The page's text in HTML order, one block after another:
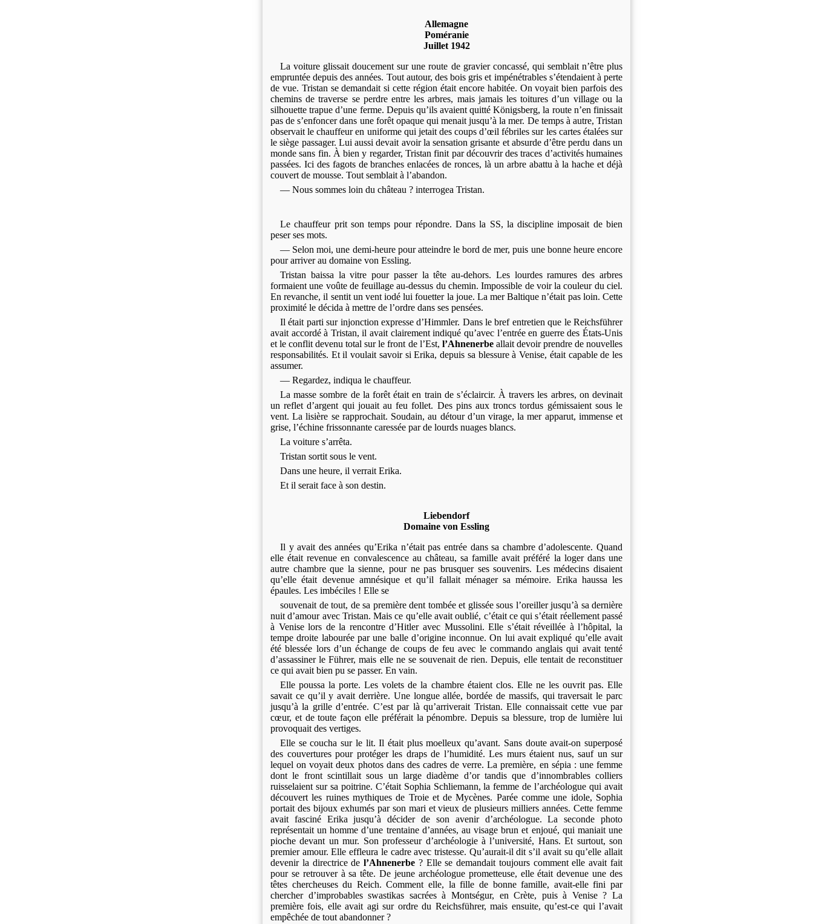
Allemagne
Poméranie
Juillet 1942
La voiture glissait doucement sur une route de gravier concassé, qui semblait n’être plus
empruntée depuis des années. Tout autour, des bois gris et impénétrables s’étendaient à perte
de vue. Tristan se demandait si cette région était encore habitée. On voyait bien parfois des
chemins de traverse se perdre entre les arbres, mais jamais les toitures d’un village ou la
silhouette trapue d’une ferme. Depuis qu’ils avaient quitté Königsberg, la route n’en finissait
pas de s’enfoncer dans une forêt opaque qui menait jusqu’à la mer. De temps à autre, Tristan
observait le chauffeur en uniforme qui jetait des coups d’œil fébriles sur les cartes étalées sur
le siège passager. Lui aussi devait avoir la sensation grisante et absurde d’être perdu dans un
monde sans fin. À bien y regarder, Tristan finit par découvrir des traces d’activités humaines
passées. Ici des fagots de branches enlacées de ronces, là un arbre abattu à la hache et déjà
couvert de mousse. Tout semblait à l’abandon.
— Nous sommes loin du château ? interrogea Tristan.
Le chauffeur prit son temps pour répondre. Dans la SS, la discipline imposait de bien
peser ses mots.
— Selon moi, une demi-heure pour atteindre le bord de mer, puis une bonne heure encore
pour arriver au domaine von Essling.
Tristan baissa la vitre pour passer la tête au-dehors. Les lourdes ramures des arbres
formaient une voûte de feuillage au-dessus du chemin. Impossible de voir la couleur du ciel.
En revanche, il sentit un vent iodé lui fouetter la joue. La mer Baltique n’était pas loin. Cette
proximité le décida à mettre de l’ordre dans ses pensées.
Il était parti sur injonction expresse d’Himmler. Dans le bref entretien que le Reichsführer
avait accordé à Tristan, il avait clairement indiqué qu’avec l’entrée en guerre des États-Unis
et le conflit devenu total sur le front de l’Est, l’Ahnenerbeallait devoir prendre de nouvelles
responsabilités. Et il voulait savoir si Erika, depuis sa blessure à Venise, était capable de les
assumer.
— Regardez, indiqua le chauffeur.
La masse sombre de la forêt était en train de s’éclaircir. À travers les arbres, on devinait
un reflet d’argent qui jouait au feu follet. Des pins aux troncs tordus gémissaient sous le
vent. La lisière se rapprochait. Soudain, au détour d’un virage, la mer apparut, immense et
grise, l’échine frissonnante caressée par de lourds nuages blancs.
La voiture s’arrêta.
Tristan sortit sous le vent.
Dans une heure, il verrait Erika.
Et il serait face à son destin.
Liebendorf
Domaine von Essling
Il y avait des années qu’Erika n’était pas entrée dans sa chambre d’adolescente. Quand
elle était revenue en convalescence au château, sa famille avait préféré la loger dans une
autre chambre que la sienne, pour ne pas brusquer ses souvenirs. Les médecins disaient
qu’elle était devenue amnésique et qu’il fallait ménager sa mémoire. Erika haussa les
épaules. Les imbéciles ! Elle se
souvenait de tout, de sa première dent tombée et glissée sous l’oreiller jusqu’à sa dernière
nuit d’amour avec Tristan. Mais ce qu’elle avait oublié, c’était ce qui s’était réellement passé
à Venise lors de la rencontre d’Hitler avec Mussolini. Elle s’était réveillée à l’hôpital, la
tempe droite labourée par une balle d’origine inconnue. On lui avait expliqué qu’elle avait
été blessée lors d’un échange de coups de feu avec le commando anglais qui avait tenté
d’assassiner le Führer, mais elle ne se souvenait de rien. Depuis, elle tentait de reconstituer
ce qui avait bien pu se passer. En vain.
Elle poussa la porte. Les volets de la chambre étaient clos. Elle ne les ouvrit pas. Elle
savait ce qu’il y avait derrière. Une longue allée, bordée de massifs, qui traversait le parc
jusqu’à la grille d’entrée. C’est par là qu’arriverait Tristan. Elle connaissait cette vue par
cœur, et de toute façon elle préférait la pénombre. Depuis sa blessure, trop de lumière lui
provoquait des vertiges.
Elle se coucha sur le lit. Il était plus moelleux qu’avant. Sans doute avait-on superposé
des couvertures pour protéger les draps de l’humidité. Les murs étaient nus, sauf un sur
lequel on voyait deux photos dans des cadres de verre. La première, en sépia : une femme
dont le front scintillait sous un large diadème d’or tandis que d’innombrables colliers
ruisselaient sur sa poitrine. C’était Sophia Schliemann, la femme de l’archéologue qui avait
découvert les ruines mythiques de Troie et de Mycènes. Parée comme une idole, Sophia
portait des bijoux exhumés par son mari et vieux de plusieurs milliers années. Cette femme
avait fasciné Erika jusqu’à décider de son avenir d’archéologue. La seconde photo
représentait un homme d’une trentaine d’années, au visage brun et enjoué, qui maniait une
pioche devant un mur. Son professeur d’archéologie à l’université, Hans. Et surtout, son
premier amour. Elle effleura le cadre avec tristesse. Qu’aurait-il dit s’il avait su qu’elle allait
devenir la directrice del’Ahnenerbe ? Elle se demandait toujours comment elle avait fait
pour se retrouver à sa tête. De jeune archéologue prometteuse, elle était devenue une des
têtes chercheuses du Reich. Comment elle, la fille de bonne famille, avait-elle fini par
chercher d’improbables swastikas sacrées à Montségur, en Crète, puis à Venise ? La
première fois, elle avait agi sur ordre du Reichsführer, mais ensuite, qu’est-ce qui l’avait
empêchée de tout abandonner ?